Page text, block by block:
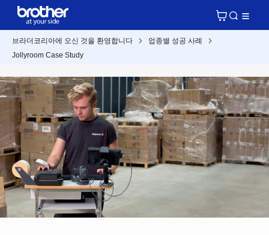
브라더코리아에 오신 것을 환영합니다
업종별 성공 사례
Jollyroom Case Study